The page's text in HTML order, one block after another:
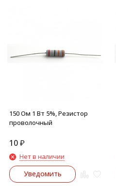
150 Ом 1 Вт 5%, Резистор
проволочный
10₽
Нет в наличии
Уведомить